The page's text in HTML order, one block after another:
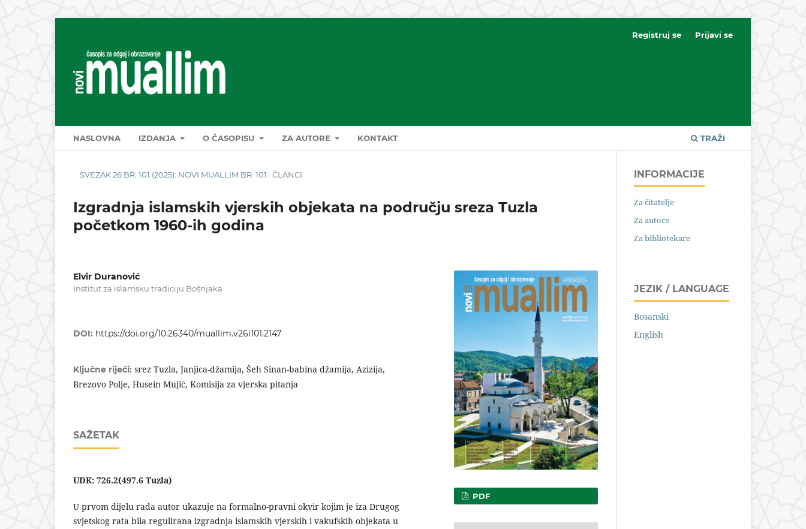
NASLOVNA IZDANJA O ČASOPISU ZA AUTORE KONTAKT TRAŽI
Registruj se Prijavi se
SVEZAK 26 BR. 101 (2025): NOVI MUALLIM BR. 101. ČLANCI
Izgradnja islamskih vjerskih objekata na području sreza Tuzla
početkom 1960-ih godina
Elvir Duranović
Institut za islamsku tradiciju Bošnjaka
DOI: https://doi.org/10.26340/muallim.v26i101.2147
Ključne riječi: srez Tuzla, Janjica-džamija, Šeh Sinan-babina džamija, Azizija,
Brezovo Polje, Husein Mujić, Komisija za vjerska pitanja
SAŽETAK
UDK: 726.2(497.6 Tuzla)
U prvom dijelu rada autor ukazuje na formalno-pravni okvir kojim je iza Drugog
svjetskog rata bila regulirana izgradnja islamskih vjerskih i vakufskih objekata u
PDF
INFORMACIJE
Za čitatelje
Za autore
Za bibliotekare
JEZIK / LANGUAGE
Bosanski
English